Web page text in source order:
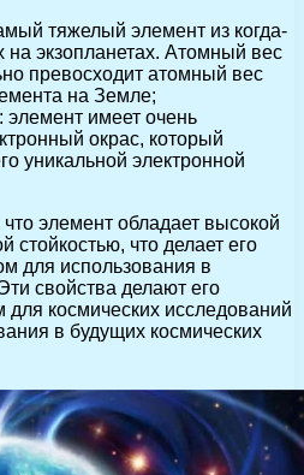
тяжелый элемент из когда-
экзопланетах. Атомный вес
превосходит атомный вес
на Земле;
элемент имеет очень
окрас, который
уникальной электронной
элемент обладает высокой
стойкостью, что делает его
для использования в
свойства делают его
космических исследований
в будущих космических